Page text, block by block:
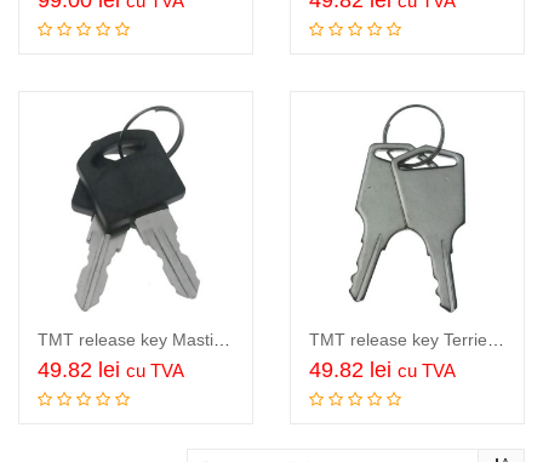
Adauga in cos Adauga in cos
Adauga in cos
49.82 lei cu TVA
Adauga in cos
49.82 lei cu TVA